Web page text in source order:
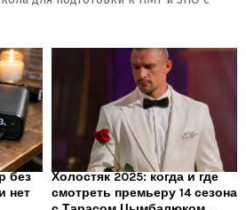
без
нет
Холостяк 2025: когда и где
смотреть премьеру 14 сезона